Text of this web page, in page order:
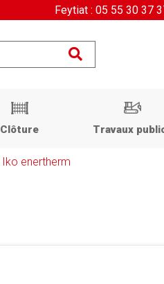
Feytiat : 05 55 30 37
Clôture Travaux
Iko enertherm